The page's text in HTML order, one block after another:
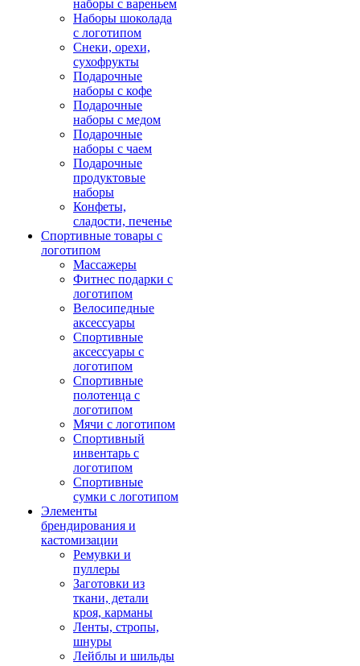
наборы с вареньем
Наборы шоколада
с логотипом
Снеки, орехи,
сухофрукты
Подарочные
наборы с кофе
Подарочные
наборы с медом
Подарочные
наборы с чаем
Подарочные
продуктовые
наборы
Конфеты,
сладости, печенье
Спортивные товары с
логотипом
Массажеры
Фитнес подарки с
логотипом
Велосипедные
аксессуары
Спортивные
аксессуары с
логотипом
Спортивные
полотенца с
логотипом
Мячи с логотипом
Спортивный
инвентарь с
логотипом
Спортивные
сумки с логотипом
Элементы
брендирования и
кастомизации
Ремувки и
пуллеры
Заготовки из
ткани, детали
кроя, карманы
Ленты, стропы,
шнуры
Лейблы и шильды